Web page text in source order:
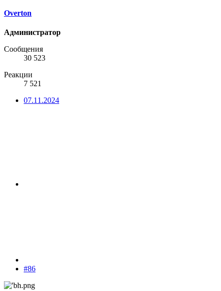
Overton
Администратор
Сообщения
30 523
Реакции
7 521
07.11.2024
#86